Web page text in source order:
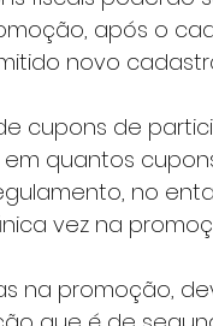
após o
novo
quantos
no
vez na